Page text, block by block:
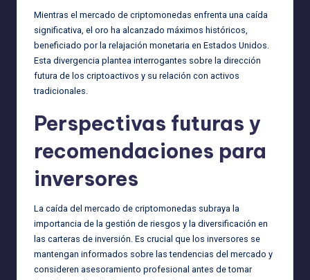
Mientras el mercado de criptomonedas enfrenta una caída
significativa, el oro ha alcanzado máximos históricos,
beneficiado por la relajación monetaria en Estados Unidos.
Esta divergencia plantea interrogantes sobre la dirección
futura de los criptoactivos y su relación con activos
tradicionales.
Perspectivas futuras y
recomendaciones para
inversores
La caída del mercado de criptomonedas subraya la
importancia de la gestión de riesgos y la diversificación en
las carteras de inversión. Es crucial que los inversores se
mantengan informados sobre las tendencias del mercado y
consideren asesoramiento profesional antes de tomar